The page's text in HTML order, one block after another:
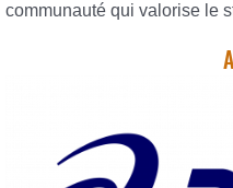
communauté qui valorise le